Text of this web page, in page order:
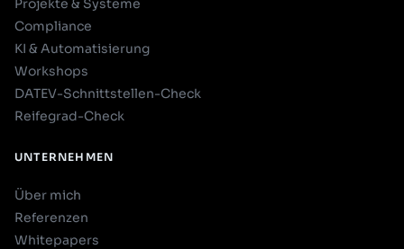
Projekte & Systeme
Compliance
KI & Automatisierung
Workshops
DATEV-Schnittstellen-Check
Reifegrad-Check
UNTERNEHMEN
Über mich
Referenzen
Whitepapers